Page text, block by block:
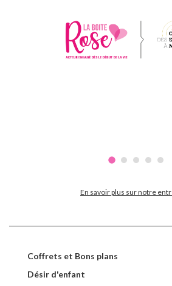
En savoir plus sur notre
Coffrets et Bons plans
Désir d'enfant